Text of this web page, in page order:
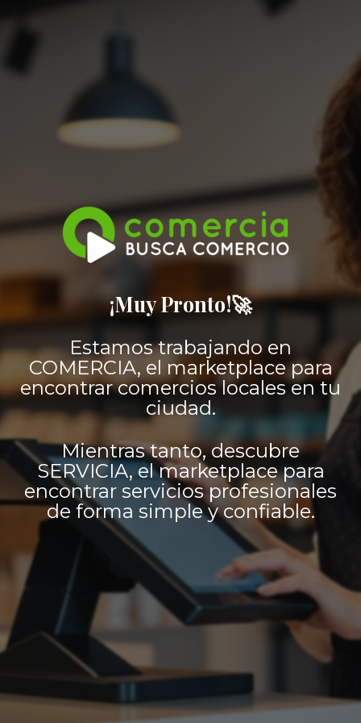
¡Muy Pronto!🚀
Estamos trabajando en
COMERCIA, el marketplace para
encontrar comercios locales en tu
ciudad.
Mientras tanto, descubre
SERVICIA, el marketplace para
encontrar servicios profesionales
de forma simple y confiable.